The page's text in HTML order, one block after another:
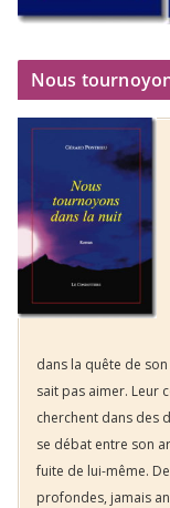
Nous
dans la quête de
sait pas aimer. Leur
cherchent dans des
se débat entre son
fuite de lui-même.
profondes, jamais